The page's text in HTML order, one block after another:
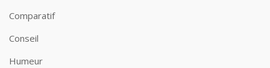
Comparatif
Conseil
Humeur